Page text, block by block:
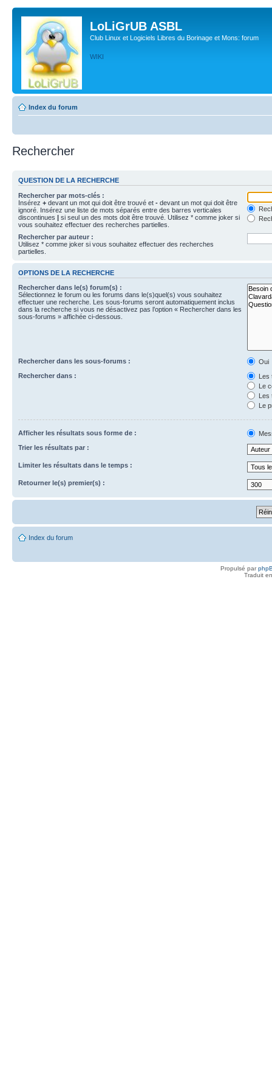
LoLiGrUB ASBL
Club Linux et Logiciels Libres du Borinage et Mons: forum
WIKI
Index du forum
Rechercher
QUESTION DE LA RECHERCHE
Rechercher par mots-clés :
Insérez + devant un mot qui doit être trouvé et - devant un mot qui doit être
ignoré. Insérez une liste de mots séparés entre des barres verticales
discontinues | si seul un des mots doit être trouvé. Utilisez * comme joker si
vous souhaitez effectuer des recherches partielles.
Rechercher par auteur :
Utilisez * comme joker si vous souhaitez effectuer des recherches
partielles.
OPTIONS DE LA RECHERCHE
Rechercher dans le(s) forum(s) :
Sélectionnez le forum ou les forums dans le(s)quel(s) vous souhaitez
effectuer une recherche. Les sous-forums seront automatiquement inclus
dans la recherche si vous ne désactivez pas l’option « Rechercher dans les
sous-forums » affichée ci-dessous.
Rechercher dans les sous-forums :
Oui
Rechercher dans :
Les
Le
Les
Le
Afficher les résultats sous forme de :
Trier les résultats par :
Limiter les résultats dans le temps :
Retourner le(s) premier(s) :
Index du forum
Propulsé par
Traduit